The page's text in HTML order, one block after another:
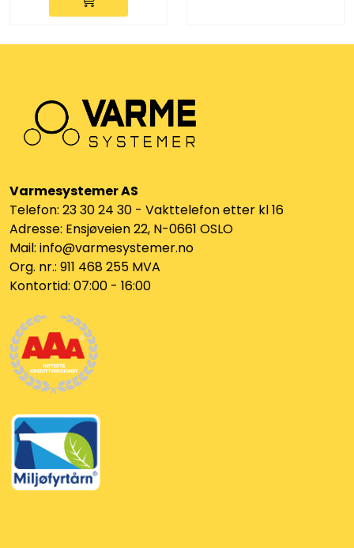
Varmesystemer AS
Telefon: 23 30 24 30 - Vakttelefon etter kl 16
Adresse: Ensjøveien 22, N-0661 OSLO
Mail: info@varmesystemer.no
Org. nr.: 911 468 255 MVA
Kontortid: 07:00 - 16:00